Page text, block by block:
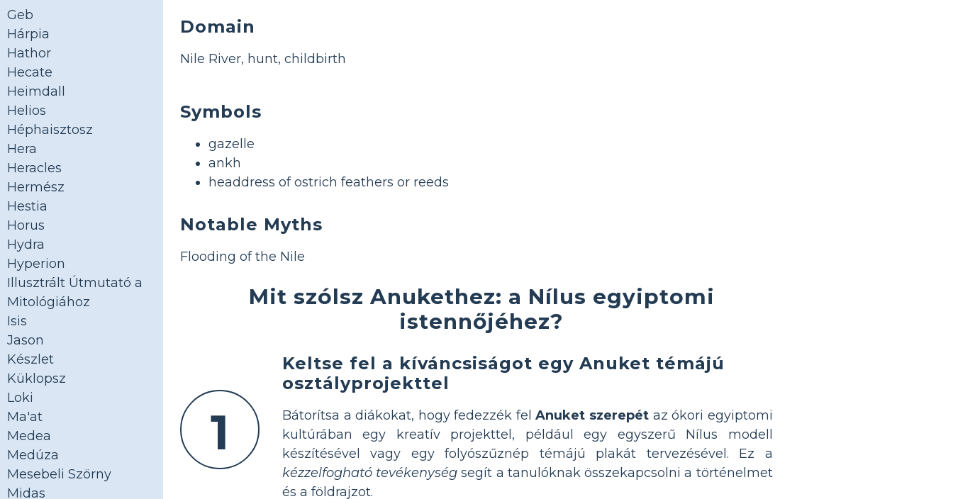
Geb
Hárpia
Hathor
Hecate
Heimdall
Helios
Héphaisztosz
Hera
Heracles
Hermész
Hestia
Horus
Hydra
Hyperion
Illusztrált Útmutató a
Mitológiához
Isis
Jason
Készlet
Küklopsz
Loki
Ma'at
Medea
Medúza
Mesebeli Szörny
Midas
Domain
Nile River, hunt, childbirth
Symbols
gazelle
ankh
headdress of ostrich feathers or reeds
Notable Myths
Flooding of the Nile
Mit szólsz Anukethez: a Nílus egyiptomi
istennőjéhez?
1
Keltse fel a kíváncsiságot egy Anuket témájú
osztályprojekttel
Bátorítsa a diákokat, hogy fedezzék felAnuket szerepét az ókori egyiptomi
kultúrában egy kreatív projekttel, például egy egyszerű Nílus modell
készítésével vagy egy folyószűznép témájú plakát tervezésével. Ez a
kézzelfogható tevékenység segít a tanulóknak összekapcsolni a történelmet
és a földrajzot.